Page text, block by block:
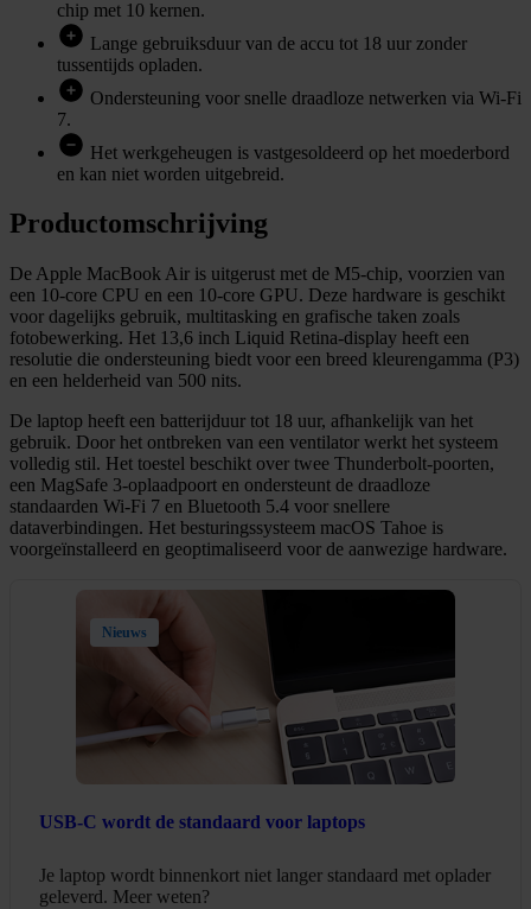
chip met 10 kernen.
Lange gebruiksduur van de accu tot 18 uur zonder
tussentijds opladen.
Ondersteuning voor snelle draadloze netwerken via Wi-Fi
7.
Het werkgeheugen is vastgesoldeerd op het moederbord
en kan niet worden uitgebreid.
Productomschrijving
De Apple MacBook Air is uitgerust met de M5-chip, voorzien van
een 10-core CPU en een 10-core GPU. Deze hardware is geschikt
voor dagelijks gebruik, multitasking en grafische taken zoals
fotobewerking. Het 13,6 inch Liquid Retina-display heeft een
resolutie die ondersteuning biedt voor een breed kleurengamma (P3)
en een helderheid van 500 nits.
De laptop heeft een batterijduur tot 18 uur, afhankelijk van het
gebruik. Door het ontbreken van een ventilator werkt het systeem
volledig stil. Het toestel beschikt over twee Thunderbolt-poorten,
een MagSafe 3-oplaadpoort en ondersteunt de draadloze
standaarden Wi-Fi 7 en Bluetooth 5.4 voor snellere
dataverbindingen. Het besturingssysteem macOS Tahoe is
voorgeïnstalleerd en geoptimaliseerd voor de aanwezige hardware.
Nieuws
USB-C wordt de standaard voor laptops
Je laptop wordt binnenkort niet langer standaard met oplader
geleverd. Meer weten?